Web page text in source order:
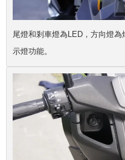
尾燈和剎車燈為LED，方向燈
示燈功能。